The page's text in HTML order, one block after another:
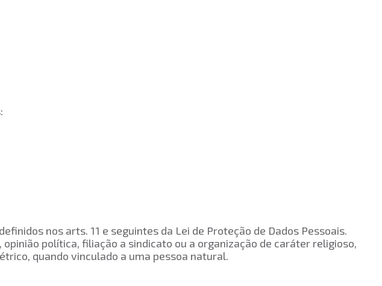
nos arts. 11 e seguintes da Lei de Proteção de Dados Pessoais.
política, filiação a sindicato ou a organização de caráter religioso,
quando vinculado a uma pessoa natural.